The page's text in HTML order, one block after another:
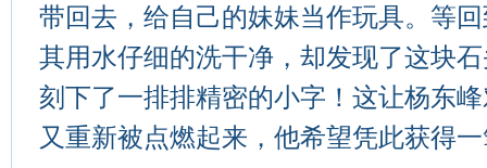
带回去，给自己的妹妹当作玩具。等
其用水仔细的洗干净，却发现了这块
刻下了一排排精密的小字！这让杨东
又重新被点燃起来，他希望凭此获得